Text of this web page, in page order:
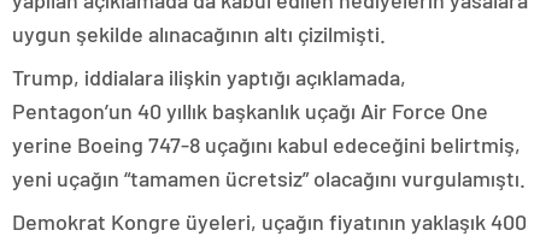
uygun şekilde alınacağının altı çizilmişti.
Trump, iddialara ilişkin yaptığı açıklamada,
Pentagon’un 40 yıllık başkanlık uçağı Air Force One
yerine Boeing 747-8 uçağını kabul edeceğini belirtmiş,
yeni uçağın “tamamen ücretsiz” olacağını vurgulamıştı.
Demokrat Kongre üyeleri, uçağın fiyatının yaklaşık 400